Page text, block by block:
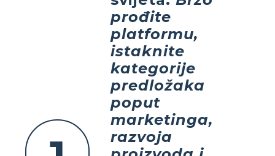
prođite
platformu,
istaknite
kategorije
predložaka
poput
marketinga,
razvoja